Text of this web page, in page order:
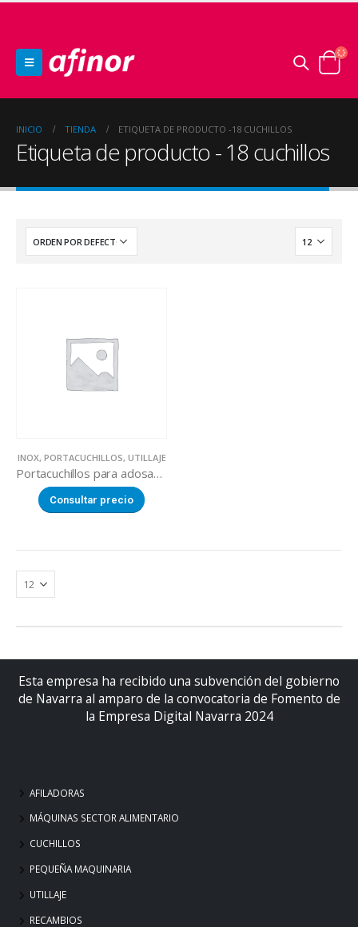
INICIO TIENDA ETIQUETA DE PRODUCTO -18 CUCHILLOS
Etiqueta de producto - 18 cuchillos
INOX, PORTACUCHILLOS, UTILLAJE
Portacuchillos para adosar a mesa
Consultar precio
Esta empresa ha recibido una subvención del gobierno
de Navarra al amparo de la convocatoria de Fomento de
la Empresa Digital Navarra 2024
AFILADORAS
MÁQUINAS SECTOR ALIMENTARIO
CUCHILLOS
PEQUEÑA MAQUINARIA
UTILLAJE
RECAMBIOS